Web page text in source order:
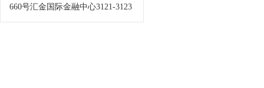
660号汇金国际金融中心3121-3123